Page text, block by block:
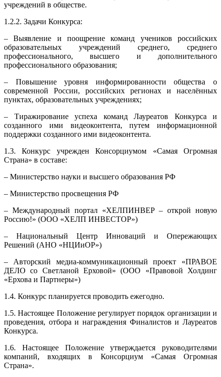
учреждений в обществе.
1.2.2. Задачи Конкурса:
– Выявление и поощрение команд учеников российских
образовательных учреждений среднего, среднего
профессионального, высшего и дополнительного
профессионального образования;
– Повышение уровня информированности общества о
современной России, российских регионах и населённых
пунктах, образовательных учреждениях;
– Тиражирование успеха команд Лауреатов Конкурса и
созданного ими видеоконтента, путем информационной
поддержки созданного ими видеоконтента.
1.3. Конкурс учрежден Консорциумом «Самая Огромная
Страна» в составе:
– Министерство науки и высшего образования РФ
– Министерство просвещения РФ
– Международный портал «ХЕЛПИНВЕР – открой новую
Россию!» (ООО «ХЕЛП ИНВЕСТОР»)
– Национальный Центр Инноваций и Опережающих
Решений (АНО «НЦИиОР»)
– Авторский медиа-коммуникационный проект «ПРАВОЕ
ДЕЛО со Светланой Ерховой» (ООО «Правовой Холдинг
«Ерхова и Партнеры»)
1.4. Конкурс планируется проводить ежегодно.
1.5. Настоящее Положение регулирует порядок организации и
проведения, отбора и награждения Финалистов и Лауреатов
Конкурса.
1.6. Настоящее Положение утверждается руководителями
компаний, входящих в Консорциум «Самая Огромная
Страна».